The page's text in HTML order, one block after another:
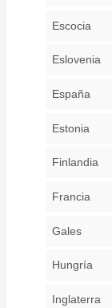
Escocia
Eslovenia
España
Estonia
Finlandia
Francia
Gales
Hungría
Inglaterra